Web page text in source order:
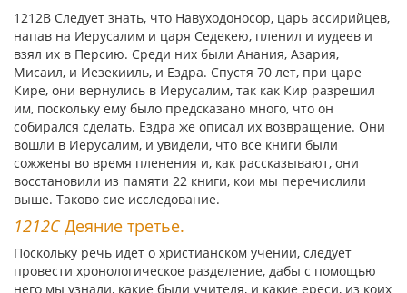
1212В Следует знать, что Навуходоносор, царь ассирийцев,
напав на Иерусалим и царя Седекею, пленил и иудеев и
взял их в Персию. Среди них были Анания, Азария,
Мисаил, и Иезекииль, и Ездра. Спустя 70 лет, при царе
Кире, они вернулись в Иерусалим, так как Кир разрешил
им, поскольку ему было предсказано много, что он
собирался сделать. Ездра же описал их возвращение. Они
вошли в Иерусалим, и увидели, что все книги были
сожжены во время пленения и, как рассказывают, они
восстановили из памяти 22 книги, кои мы перечислили
выше. Таково сие исследование.
1212СДеяние третье.
Поскольку речь идет о христианском учении, следует
провести хронологическое разделение, дабы с помощью
него мы узнали, какие были учителя, и какие ереси, из коих